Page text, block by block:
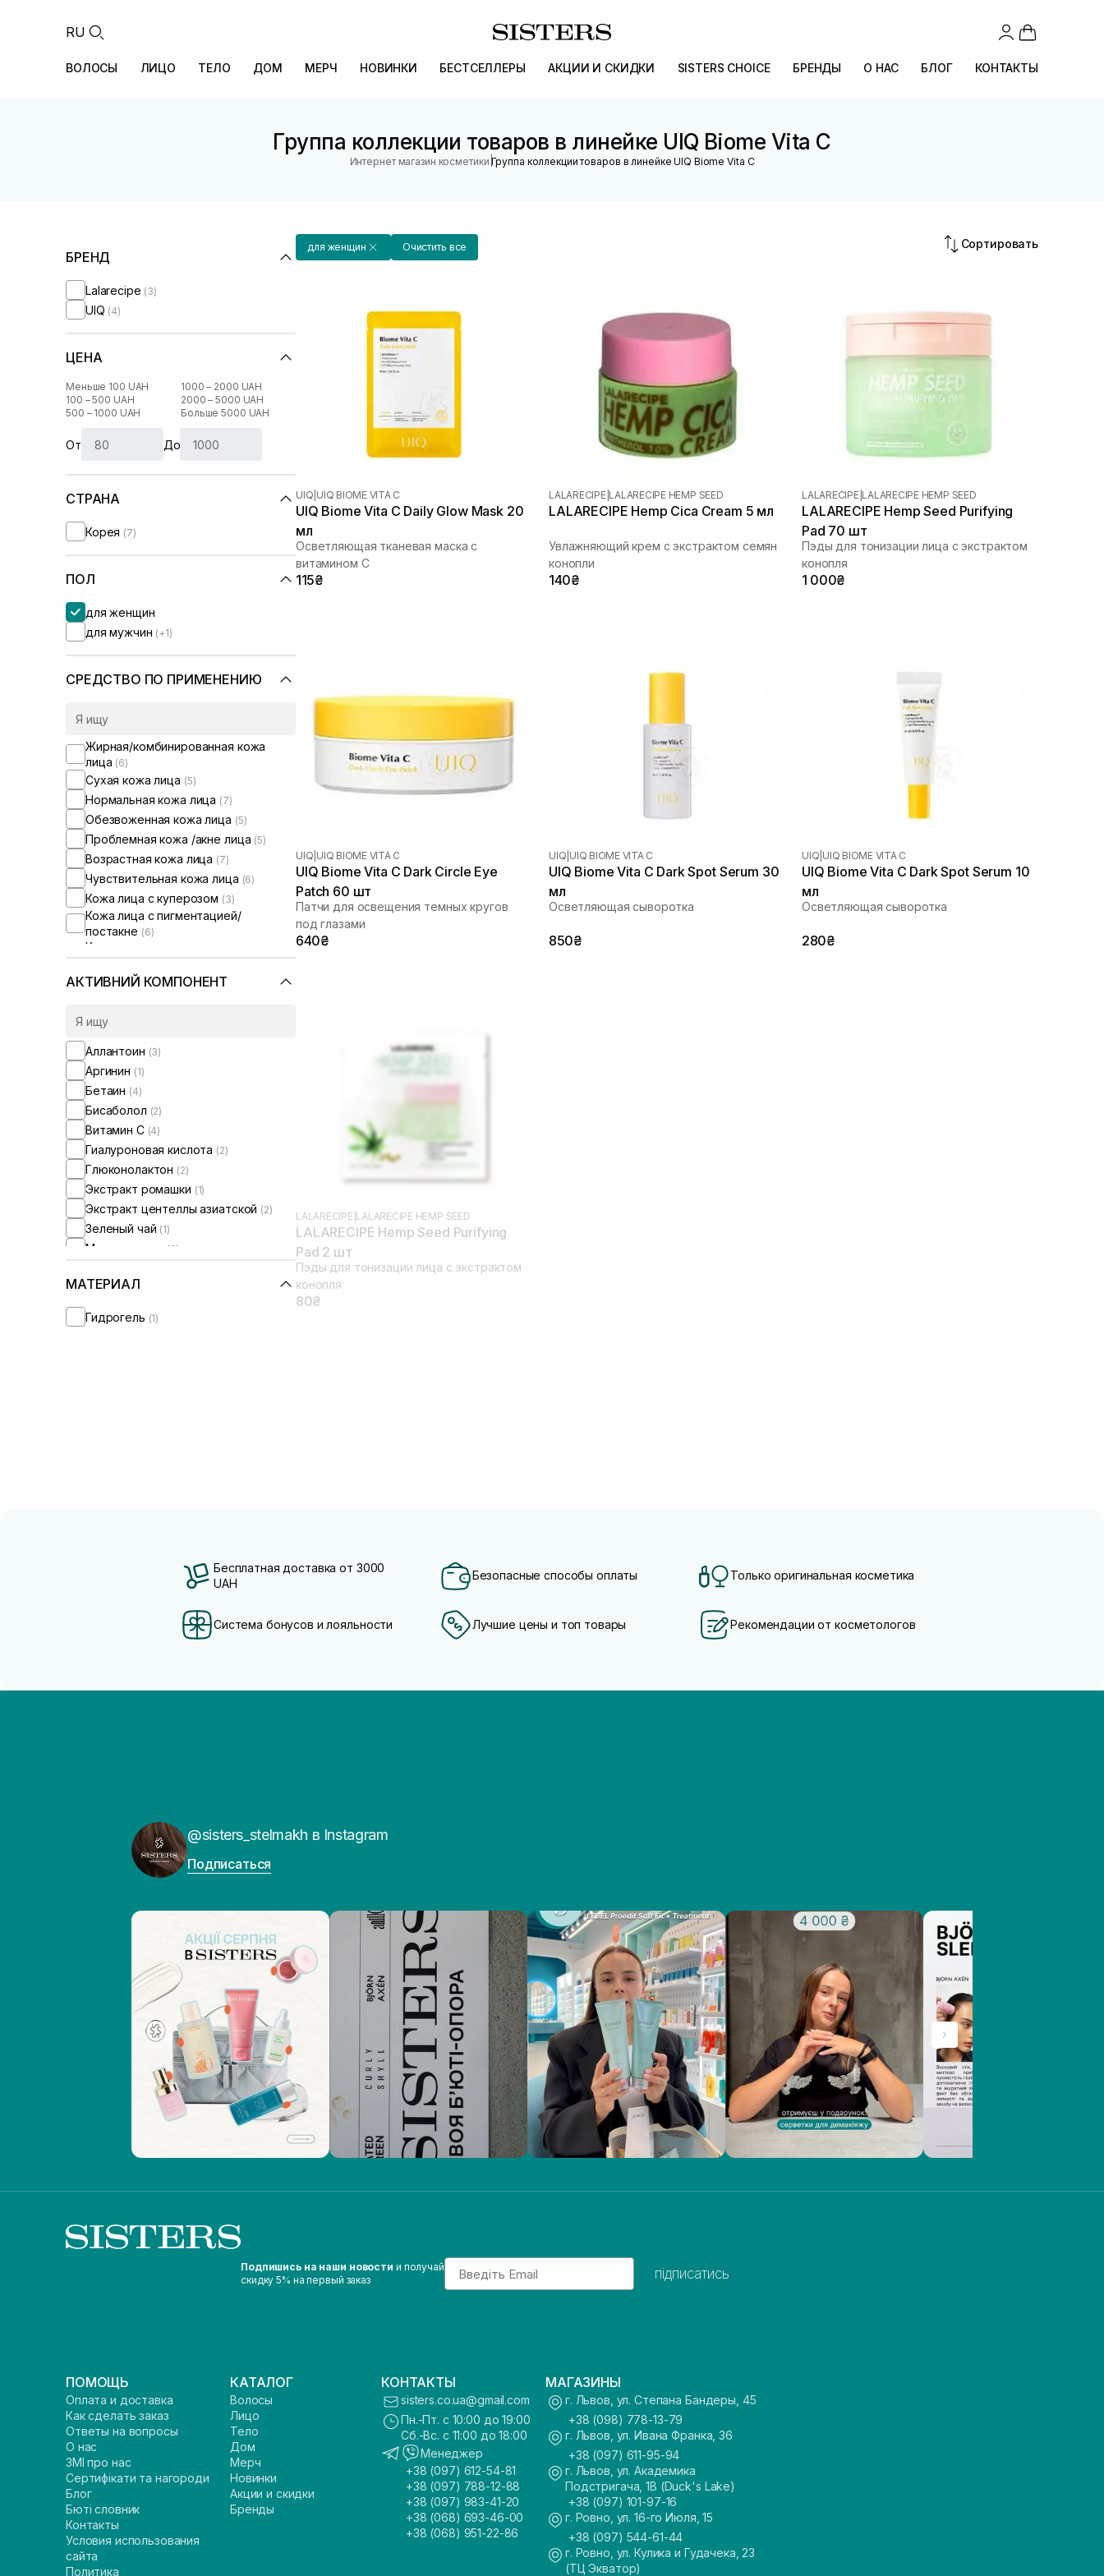
RU
ВОЛОСЫ ЛИЦО ТЕЛО ДОМ МЕРЧ НОВИНКИ БЕСТСЕЛЛЕРЫ АКЦИИ И СКИДКИ SISTERS CHOICE БРЕНДЫ О НАС БЛОГ КОНТАКТЫ
Группа коллекции товаров в линейке UIQ Biome Vita C
Интернет магазин косметики |Группа коллекции товаров в линейке UIQ Biome Vita C
БРЕНД
Lalarecipe (3)
UIQ (4)
ЦЕНА
Меньше 100 UAH
100 – 500 UAH
500 – 1000 UAH
1000 – 2000 UAH
2000 – 5000 UAH
Больше 5000 UAH
От До
СТРАНА
Корея (7)
ПОЛ
для женщин
для мужчин (+1)
СРЕДСТВО ПО ПРИМЕНЕНИЮ
Жирная/комбинированная кожа
лица (6)
Сухая кожа лица (5)
Нормальная кожа лица (7)
Обезвоженная кожа лица (5)
Проблемная кожа /акне лица (5)
Возрастная кожа лица (7)
Чувствительная кожа лица (6)
Кожа лица с куперозом (3)
Кожа лица с пигментацией/
постакне (6)
Кожа лица с расширенными порами
Кожа лица с нарушенным
микробиомом
АКТИВНИЙ КОМПОНЕНТ
Аллантоин (3)
Аргинин (1)
Бетаин (4)
Бисаболол (2)
Витамин C (4)
Гиалуроновая кислота (2)
Глюконолактон (2)
Экстракт ромашки (1)
Экстракт центеллы азиатской (2)
Зеленый чай (1)
Мадекасосид (2)
Масло семян конопли
МАТЕРИАЛ
Гидрогель (1)
для женщин Очистить все Сортировать
UIQ UIQ BIOME VITA C
UIQ Biome Vita C Daily Glow Mask 20
мл
Осветляющая тканевая маска с
витамином C
115₴
LALARECIPE LALARECIPE HEMP SEED
LALARECIPE Hemp Cica Cream 5 мл
Увлажняющий крем с экстрактом семян
конопли
140₴
LALARECIPE LALARECIPE HEMP SEED
LALARECIPE Hemp Seed Purifying
Pad 70 шт
Пэды для тонизации лица с экстрактом
конопля
1 000₴
UIQ UIQ BIOME VITA C
UIQ Biome Vita C Dark Circle Eye
Patch 60 шт
Патчи для освещения темных кругов
под глазами
640₴
UIQ UIQ BIOME VITA C
UIQ Biome Vita C Dark Spot Serum 30
мл
Осветляющая сыворотка
850₴
UIQ UIQ BIOME VITA C
UIQ Biome Vita C Dark Spot Serum 10
мл
Осветляющая сыворотка
280₴
LALARECIPE LALARECIPE HEMP SEED
LALARECIPE Hemp Seed Purifying
Pad 2 шт
Пэды для тонизации лица с экстрактом
конопля
80₴
Бесплатная доставка от 3000
UAH
Безопасные способы оплаты Только оригинальная косметика
Система бонусов и лояльности Лучшие цены и топ товары Рекомендации от косметологов
@sisters_stelmakh в Instagram
Подписаться
Подпишись на наши новости и получай
скидку 5% на первый заказ
Email
підписатись
ПОМОЩЬ
Оплата и доставка
Как сделать заказ
Ответы на вопросы
О нас
ЗМІ про нас
Сертифікати та нагороди
Блог
Бюті словник
Контакты
Условия использования
сайта
Политика
КАТАЛОГ
Волосы
Лицо
Тело
Дом
Мерч
Новинки
Акции и скидки
Бренды
КОНТАКТЫ
sisters.co.ua@gmail.com
Пн.-Пт. с 10:00 до 19:00
Сб.-Вс. с 11:00 до 18:00
Менеджер
+38 (097) 612-54-81
+38 (097) 788-12-88
+38 (097) 983-41-20
+38 (068) 693-46-00
+38 (068) 951-22-86
МАГАЗИНЫ
г. Львов, ул. Степана Бандеры, 45
+38 (098) 778-13-79
г. Львов, ул. Ивана Франка, 36
+38 (097) 611-95-94
г. Львов, ул. Академика
Подстригача, 1В (Duck's Lake)
+38 (097) 101-97-16
г. Ровно, ул. 16-го Июля, 15
+38 (097) 544-61-44
г. Ровно, ул. Кулика и Гудачека, 23
(ТЦ Экватор)